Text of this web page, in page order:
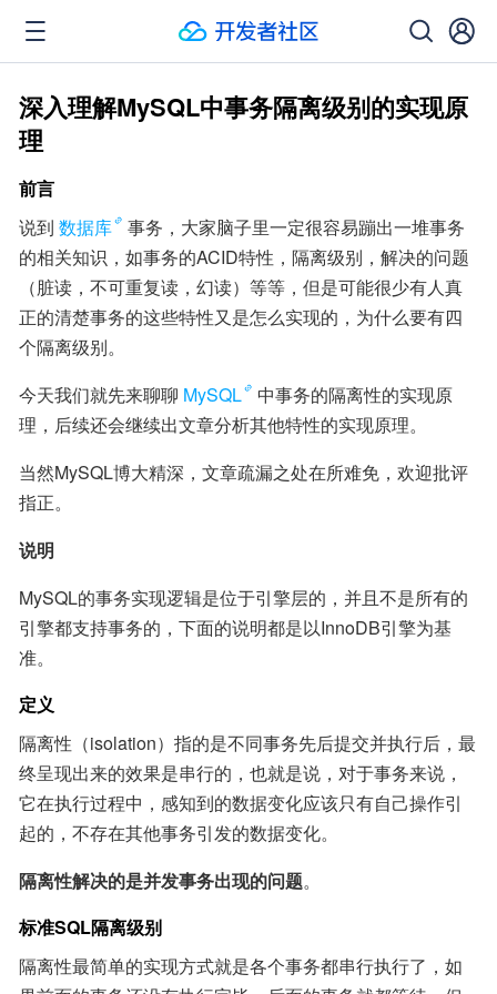
深入理解MySQL中事务隔离级别的实现原
理
前言
说到 数据库
事务，大家脑子里一定很容易蹦出一堆事务
的相关知识，如事务的ACID特性，隔离级别，解决的问题
（脏读，不可重复读，幻读）等等，但是可能很少有人真
正的清楚事务的这些特性又是怎么实现的，为什么要有四
个隔离级别。
今天我们就先来聊聊 MySQL
中事务的隔离性的实现原
理，后续还会继续出文章分析其他特性的实现原理。
当然MySQL博大精深，文章疏漏之处在所难免，欢迎批评
指正。
说明
MySQL的事务实现逻辑是位于引擎层的，并且不是所有的
引擎都支持事务的，下面的说明都是以InnoDB引擎为基
准。
定义
隔离性（isolation）指的是不同事务先后提交并执行后，最
终呈现出来的效果是串行的，也就是说，对于事务来说，
它在执行过程中，感知到的数据变化应该只有自己操作引
起的，不存在其他事务引发的数据变化。
隔离性解决的是并发事务出现的问题。
标准SQL隔离级别
隔离性最简单的实现方式就是各个事务都串行执行了，如